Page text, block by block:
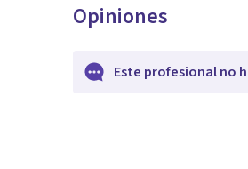
Opiniones
Este profesional no